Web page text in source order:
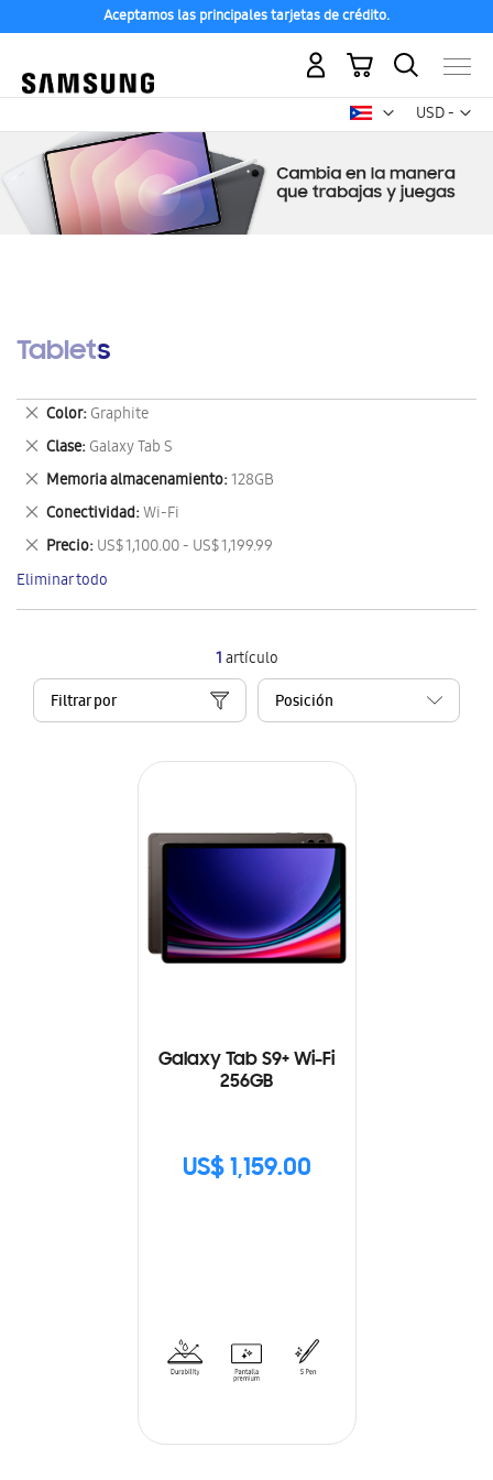
Aceptamos las principales tarjetas de crédito.
USD -
dólar
Mi carrito
Tablets
1artículo
Filtrar por
Galaxy Tab S9+ Wi-Fi
256GB
US$ 1,159.00
Color Graphite
Eliminar
este
artículo
Clase Galaxy Tab S
Eliminar
este
artículo
Memoria almacenamiento 128GB
Eliminar
este
artículo
Conectividad Wi-Fi
Eliminar
este
artículo
Precio US$ 1,100.00 - US$ 1,199.99
Eliminar
este
artículo
Eliminar todo